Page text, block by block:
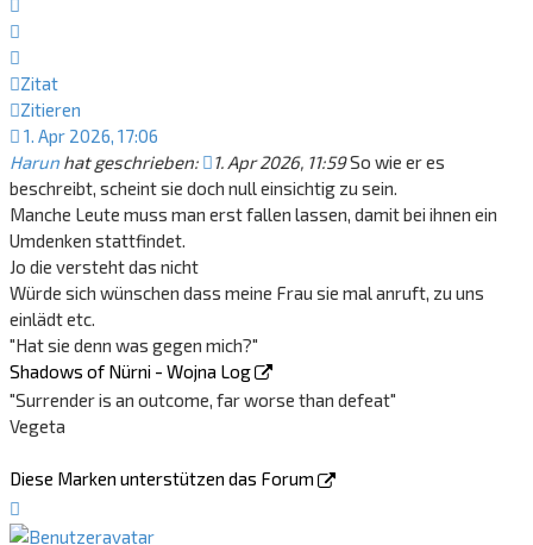
Zitat
Zitieren
1. Apr 2026, 17:06
Harun hat geschrieben: 1. Apr 2026, 11:59So wie er es
beschreibt, scheint sie doch null einsichtig zu sein.
Manche Leute muss man erst fallen lassen, damit bei ihnen ein
Umdenken stattfindet.
Jo die versteht das nicht
Würde sich wünschen dass meine Frau sie mal anruft, zu uns
einlädt etc.
"Hat sie denn was gegen mich?"
Shadows of Nürni - Wojna Log
"Surrender is an outcome, far worse than defeat"
Vegeta
Diese Marken unterstützen das Forum
oben